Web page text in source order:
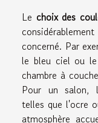
Le choix des
concerné. Par
le bleu ciel ou
chambre à
Pour un salon,
telles que l'ocre
atmosphère